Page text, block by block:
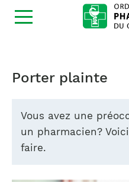
Ouvrir
la
Porter plainte
Vous avez une
un pharmacien?
faire.